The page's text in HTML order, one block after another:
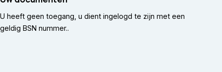
U heeft geen toegang, u dient ingelogd te zijn met een
geldig BSN nummer..